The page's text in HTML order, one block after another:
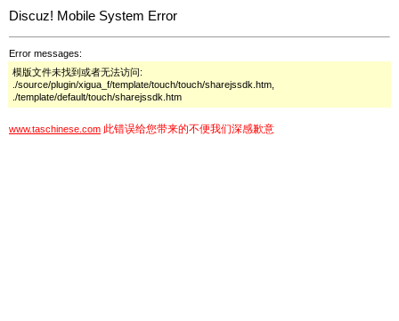
Discuz! Mobile System Error
Error messages:
模版文件未找到或者无法访问:
./source/plugin/xigua_f/template/touch/touch/sharejssdk.htm,
./template/default/touch/sharejssdk.htm
www.taschinese.com 此错误给您带来的不便我们深感歉意